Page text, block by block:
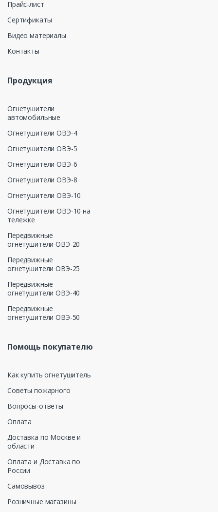
Прайс-лист
Сертификаты
Видео материалы
Контакты
Продукция
Огнетушители
автомобильные
Огнетушители ОВЭ-4
Огнетушители ОВЭ-5
Огнетушители ОВЭ-6
Огнетушители ОВЭ-8
Огнетушители ОВЭ-10
Огнетушители ОВЭ-10 на
тележке
Передвижные
огнетушители ОВЭ-20
Передвижные
огнетушители ОВЭ-25
Передвижные
огнетушители ОВЭ-40
Передвижные
огнетушители ОВЭ-50
Помощь покупателю
Как купить огнетушитель
Советы пожарного
Вопросы-ответы
Оплата
Доставка по Москве и
области
Оплата и Доставка по
России
Самовывоз
Розничные магазины